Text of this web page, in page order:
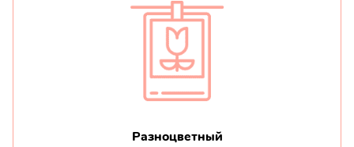
Разноцветный